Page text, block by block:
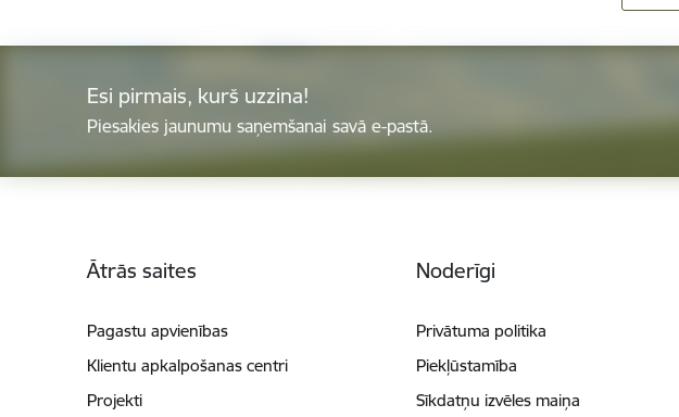
Esi pirmais, kurš uzzina!
Piesakies jaunumu saņemšanai savā e-pastā.
Ātrās saites
Pagastu apvienības
Klientu apkalpošanas centri
Projekti
Noderīgi
Privātuma politika
Piekļūstamība
Sīkdatņu izvēles maiņa